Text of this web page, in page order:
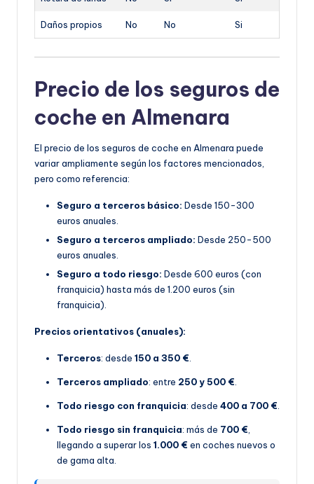
Daños propios No No Si
Precio de los seguros de
coche en Almenara
El precio de los seguros de coche en Almenara puede
variar ampliamente según los factores mencionados,
pero como referencia:
Seguro a terceros básico: Desde 150-300
euros anuales.
Seguro a terceros ampliado: Desde 250-500
euros anuales.
Seguro a todo riesgo: Desde 600 euros (con
franquicia) hasta más de 1.200 euros (sin
franquicia).
Precios orientativos (anuales):
Terceros: desde 150 a 350 €
Terceros ampliado: entre 250 y 500 €
Todo riesgo con franquicia: desde 400 a 700 €
Todo riesgo sin franquicia: más de 700 €
llegando a superar los 1.000 € en coches nuevos o
de gama alta.